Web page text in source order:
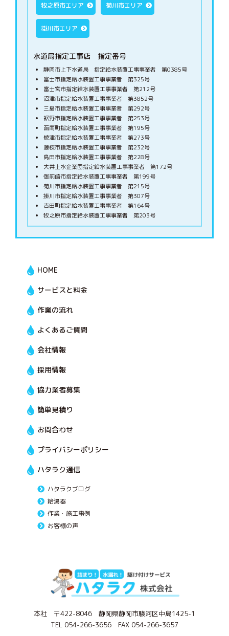
牧之原市エリア 菊川市エリア
掛川市エリア
水道局指定工事店 指定番号
静岡市上下水道局 指定給水装置工事事業者 第0385号
富士市指定給水装置工事事業者 第325号
富士宮市指定給水装置工事事業者 第212号
沼津市指定給水装置工事事業者 第3852号
三島市指定給水装置工事事業者 第292号
裾野市指定給水装置工事事業者 第253号
函南町指定給水装置工事事業者 第195号
焼津市指定給水装置工事事業者 第273号
藤枝市指定給水装置工事事業者 第232号
島田市指定給水装置工事事業者 第228号
大井上水企業団指定給水装置工事事業者 第172号
御前崎市指定給水装置工事事業者 第199号
菊川市指定給水装置工事事業者 第215号
掛川市指定給水装置工事事業者 第307号
吉田町指定給水装置工事事業者 第164号
牧之原市指定給水装置工事事業者 第203号
HOME
サービスと料金
作業の流れ
よくあるご質問
会社情報
採用情報
協力業者募集
簡単見積り
お問合わせ
プライバシーポリシー
ハタラク通信
ハタラクブログ
給湯器
作業・施工事例
お客様の声
本社 〒422-8046 静岡県静岡市駿河区中島1425-1
TEL 054-266-3656 FAX 054-266-3657